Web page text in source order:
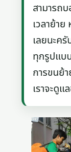
สามารถบ
เวลาย้าย
เลยนะค
ทุกรูปแบ
การขนย้
เราจะดู